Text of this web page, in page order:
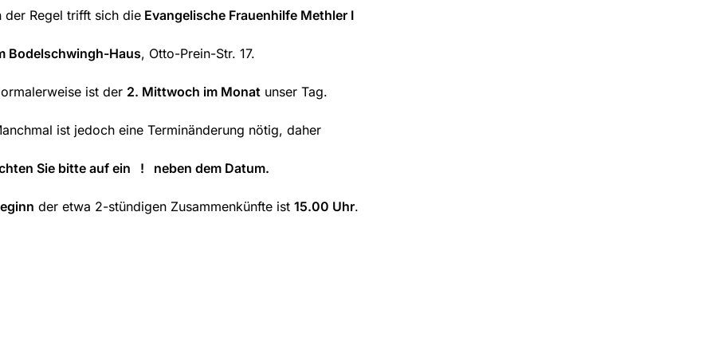
der Regel trifft sich dieEvangelische Frauenhilfe Methler I
Bodelschwingh-Haus, Otto-Prein-Str. 17.
ist der 2. Mittwoch im Monatunser Tag.
ist jedoch eine Terminänderung nötig, daher
Sie bitte auf ein ! neben dem Datum.
der etwa 2-stündigen Zusammenkünfte ist 15.00 Uhr.